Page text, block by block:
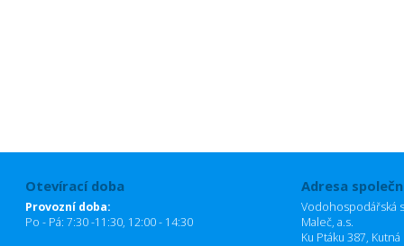
Otevírací doba
Provozní doba:
Po - Pá: 7:30 -11:30, 12:00 - 14:30
Adresa
Vodohospodářská
Maleč, a.s.
Ku Ptáku 387,